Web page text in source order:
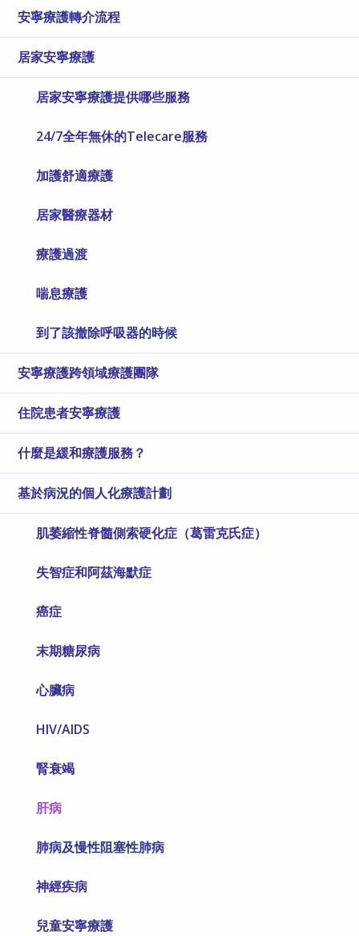
安寧療護轉介流程
居家安寧療護
居家安寧療護提供哪些服務
24/7全年無休的Telecare服務
加護舒適療護
居家醫療器材
療護過渡
喘息療護
到了該撤除呼吸器的時候
安寧療護跨領域療護團隊
住院患者安寧療護
什麼是緩和療護服務？
基於病況的個人化療護計劃
肌萎縮性脊髓側索硬化症（葛雷克氏症）
失智症和阿茲海默症
癌症
末期糖尿病
心臟病
HIV/AIDS
腎衰竭
肝病
肺病及慢性阻塞性肺病
神經疾病
兒童安寧療護